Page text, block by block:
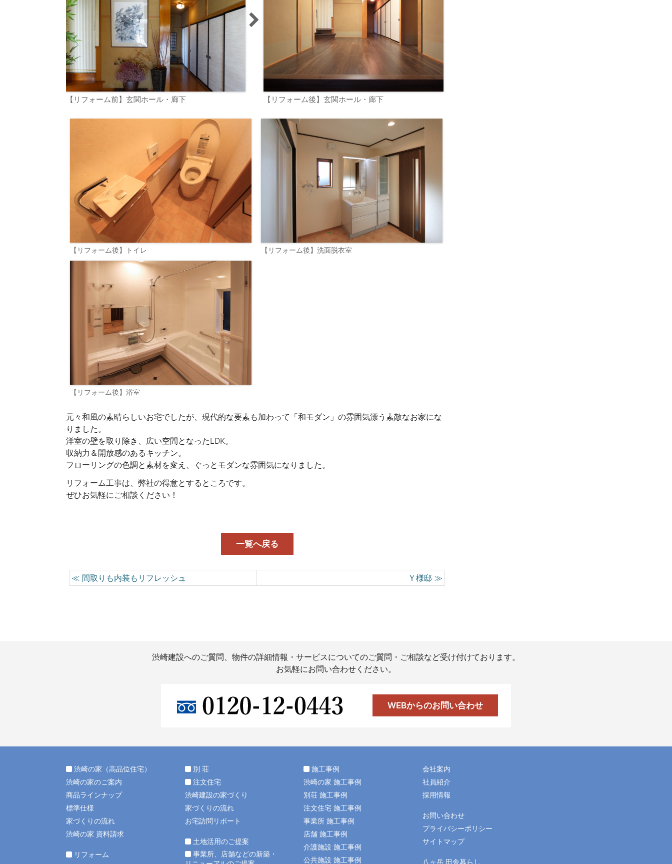
【リフォーム前】玄関ホール・廊下 【リフォーム後】玄関ホール・廊下
【リフォーム後】トイレ 【リフォーム後】洗面脱衣室
【リフォーム後】浴室
元々和風の素晴らしいお宅でしたが、現代的な要素も加わって「和モダン」の雰囲気漂う素敵なお家にな
りました。
洋室の壁を取り除き、広い空間となったLDK。
収納力＆開放感のあるキッチン。
フローリングの色調と素材を変え、ぐっとモダンな雰囲気になりました。
リフォーム工事は、弊社の得意とするところです。
ぜひお気軽にご相談ください！
一覧へ戻る
≪ 間取りも内装もリフレッシュ Ｙ様邸 ≫
渋崎建設へのご質問、物件の詳細情報・サービスについてのご質問・ご相談など受け付けております。
お気軽にお問い合わせください。
WEBからのお問い合わせ
渋崎の家（高品位住宅）
渋崎の家のご案内
商品ラインナップ
標準仕様
家づくりの流れ
渋崎の家 資料請求
リフォーム
別 荘
注文住宅
渋崎建設の家づくり
家づくりの流れ
お宅訪問リポート
土地活用のご提案
事業所、店舗などの新築・
施工事例
渋崎の家 施工事例
別荘 施工事例
注文住宅 施工事例
事業所 施工事例
店舗 施工事例
介護施設 施工事例
公共施設 施工事例
会社案内
社員紹介
採用情報
お問い合わせ
プライバシーポリシー
サイトマップ
八ヶ岳 田舎暮らし